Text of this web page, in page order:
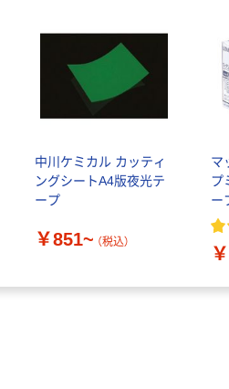
中川ケミカル カッティ
ングシートA4版夜光テ
ープ
￥851~ （税込）
マ
プ
ー